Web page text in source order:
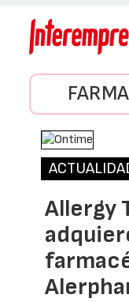
Allergy